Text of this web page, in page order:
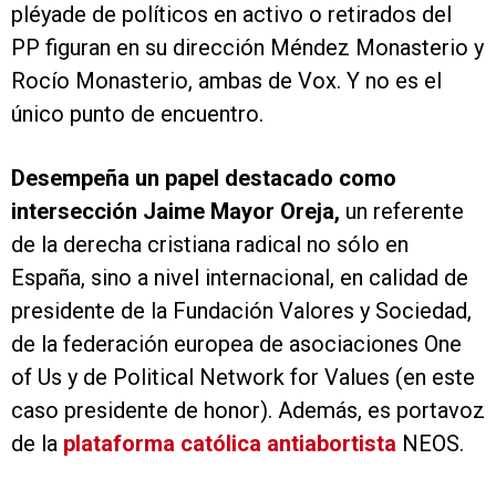
pléyade de políticos en activo o retirados del
PP figuran en su dirección Méndez Monasterio y
Rocío Monasterio, ambas de Vox. Y no es el
único punto de encuentro.
Desempeña un papel destacado como
intersección Jaime Mayor Oreja, un referente
de la derecha cristiana radical no sólo en
España, sino a nivel internacional, en calidad de
presidente de la Fundación Valores y Sociedad,
de la federación europea de asociaciones One
of Us y de Political Network for Values (en este
caso presidente de honor). Además, es portavoz
de la plataforma católica antiabortista NEOS.